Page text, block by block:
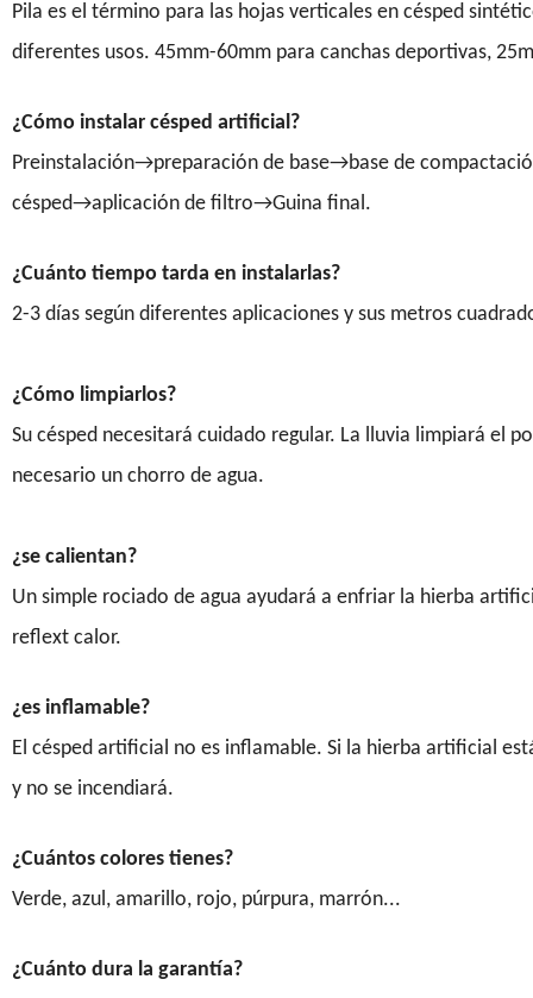
Pila es el término para las hojas verticales en césped
diferentes usos. 45mm-60mm para canchas deportivas,
¿Cómo instalar césped artificial?
Preinstalación→preparación de base→base de
césped→aplicación de filtro→Guina final.
¿Cuánto tiempo tarda en instalarlas?
2-3 días según diferentes aplicaciones y sus metros
¿Cómo limpiarlos?
Su césped necesitará cuidado regular. La lluvia limpiará el
necesario un chorro de agua.
¿se calientan?
Un simple rociado de agua ayudará a enfriar la hierba
reflext calor.
¿es inflamable?
El césped artificial no es inflamable. Si la hierba artificial
y no se incendiará.
¿Cuántos colores tienes?
Verde, azul, amarillo, rojo, púrpura, marrón...
¿Cuánto dura la garantía?